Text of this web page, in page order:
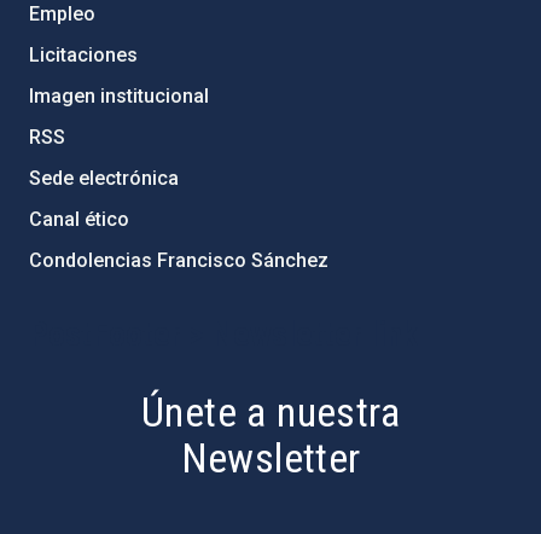
Empleo
Licitaciones
Imagen institucional
RSS
Sede electrónica
Canal ético
Condolencias Francisco Sánchez
Únete a nuestra
Newsletter